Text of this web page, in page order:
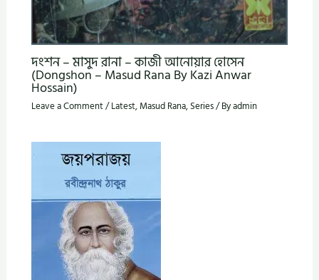
দংশন – মাসুদ রানা – কাজী আনোয়ার হোসেন
(Dongshon – Masud Rana By Kazi Anwar
Hossain)
Leave a Comment/Latest, Masud Rana, Series/ Byadmin